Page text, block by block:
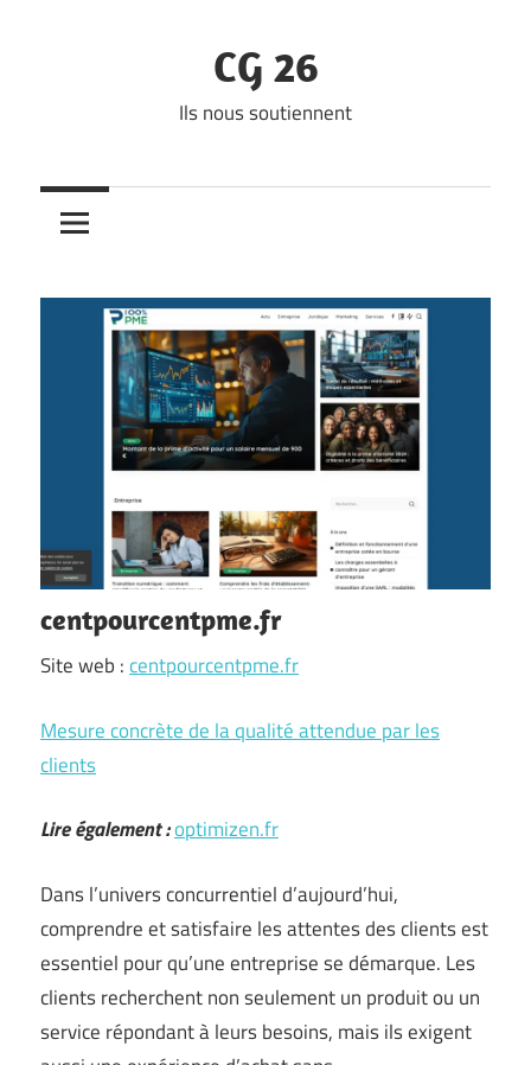
CG 26
Ils nous soutiennent
centpourcentpme.fr
Site web :centpourcentpme.fr
Mesure concrète de la qualité attendue par les
clients
Lire également :optimizen.fr
Dans l’univers concurrentiel d’aujourd’hui,
comprendre et satisfaire les attentes des clients est
essentiel pour qu’une entreprise se démarque. Les
clients recherchent non seulement un produit ou un
service répondant à leurs besoins, mais ils exigent